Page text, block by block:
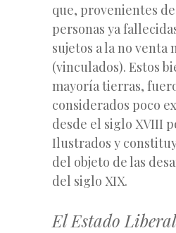
que, provenientes
personas ya
sujetos a la no venta
(vinculados). Estos
mayoría tierras,
considerados poco
desde el siglo XVIII
Ilustrados y
del objeto de las
del siglo XIX.
El Estado